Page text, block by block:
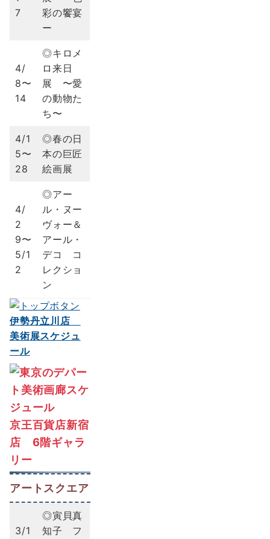
7
彩の饗宴
ー
4/
8〜
14
◎キロメ
ロ来日
展 〜愛
の動物た
ち〜
4/1
5〜
28
◎春の日
本の巨匠
絵画展
4/
2
9〜
5/1
2
◎アー
ル・ヌー
ヴォー＆
アール・
デコ コ
レクショ
ン
伊勢丹立川店
美術展スケジュ
ール
京王百貨店新宿
店 6階ギャラ
リー
アートスクエア
3/1
◎寅貝真
知子 フ